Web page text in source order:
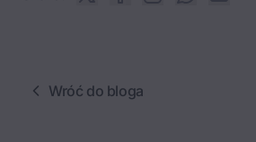
Wróć do bloga